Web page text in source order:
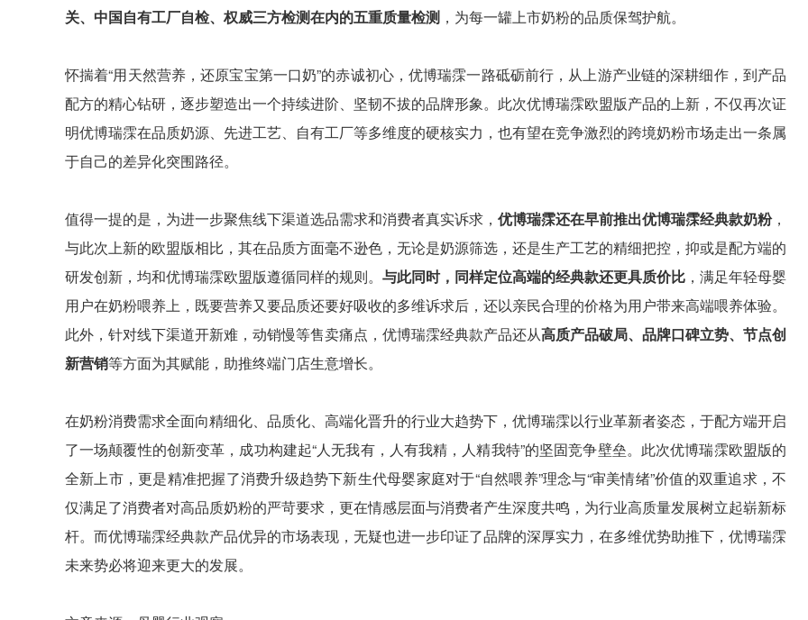
关、中国自有工厂自检、权威三方检测在内的五重质量检测 ，为每一罐上市奶粉的品质保驾护航。
怀揣着“用天然营养，还原宝宝第一口奶”的赤诚初心，优博瑞霂一路砥砺前行，从上游产业链的深耕细作，到产品
配方的精心钻研，逐步塑造出一个持续进阶、坚韧不拔的品牌形象。此次优博瑞霂欧盟版产品的上新，不仅再次证
明优博瑞霂在品质奶源、先进工艺、自有工厂等多维度的硬核实力，也有望在竞争激烈的跨境奶粉市场走出一条属
于自己的差异化突围路径。
值得一提的是，为进一步聚焦线下渠道选品需求和消费者真实诉求， 优博瑞霂还在早前推出优博瑞霂经典款奶粉，
与此次上新的欧盟版相比，其在品质方面毫不逊色，无论是奶源筛选，还是生产工艺的精细把控，抑或是配方端的
研发创新，均和优博瑞霂欧盟版遵循同样的规则。 与此同时，同样定位高端的经典款还更具质价比 ，满足年轻母婴
用户在奶粉喂养上，既要营养又要品质还要好吸收的多维诉求后，还以亲民合理的价格为用户带来高端喂养体验。
此外，针对线下渠道开新难，动销慢等售卖痛点，优博瑞霂经典款产品还从高质产品破局、品牌口碑立势、节点创
新营销等方面为其赋能，助推终端门店生意增长。
在奶粉消费需求全面向精细化、品质化、高端化晋升的行业大趋势下，优博瑞霂以行业革新者姿态，于配方端开启
了一场颠覆性的创新变革，成功构建起“人无我有，人有我精，人精我特”的坚固竞争壁垒。此次优博瑞霂欧盟版的
全新上市，更是精准把握了消费升级趋势下新生代母婴家庭对于“自然喂养”理念与“审美情绪”价值的双重追求，不
仅满足了消费者对高品质奶粉的严苛要求，更在情感层面与消费者产生深度共鸣，为行业高质量发展树立起崭新标
杆。而优博瑞霂经典款产品优异的市场表现，无疑也进一步印证了品牌的深厚实力，在多维优势助推下，优博瑞霂
未来势必将迎来更大的发展。